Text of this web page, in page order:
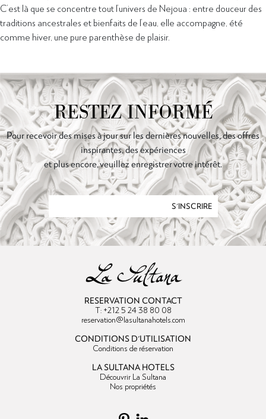
C’est là que se concentre tout l’univers de Nejoua : entre douceur des
traditions ancestrales et bienfaits de l’eau, elle accompagne, été
comme hiver, une pure parenthèse de plaisir.
RESTEZ INFORMÉ
Pour recevoir des mises à jour sur les dernières nouvelles, des offres
inspirantes, des expériences
et plus encore, veuillez enregistrer votre intérêt.
S'INSCRIRE
RESERVATION CONTACT
T: +212 5 24 38 80 08
reservation@lasultanahotels.com
CONDITIONS D'UTILISATION
Conditions de réservation
LA SULTANA HOTELS
Découvrir La Sultana
Nos propriétés